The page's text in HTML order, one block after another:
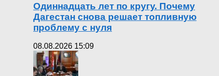
Одиннадцать лет по кругу. Почему
Дагестан снова решает топливную
проблему с нуля
08.08.2026 15:09